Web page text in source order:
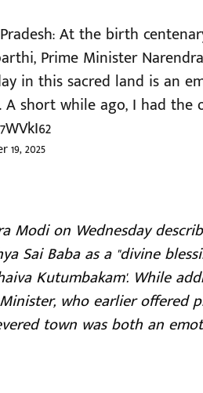
At the birth
Prime Minister
in this sacred land is an
A short while ago, I had the
2025
Modi on Wednesday
Sai Baba as a "divine
Kutumbakam'. While
who earlier offered
town was both an